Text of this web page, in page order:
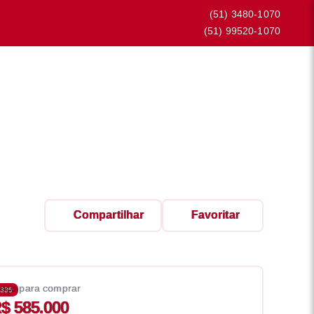
(51) 3480-1070
(51) 99520-1070
Compartilhar Favoritar
para comprar
585.000